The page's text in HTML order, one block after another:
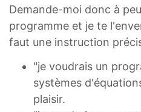
Demande-moi donc à
programme et je te
faut une instruction
"je voudrais un
systèmes
plaisir.